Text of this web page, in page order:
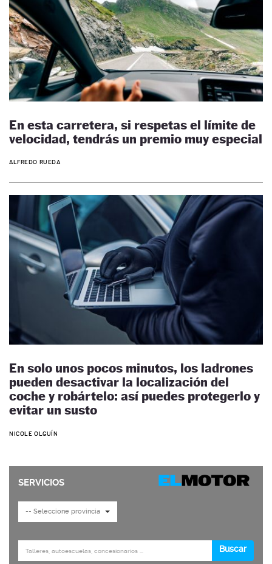
En esta carretera, si respetas el límite de
velocidad, tendrás un premio muy especial
ALFREDO RUEDA
En solo unos pocos minutos, los ladrones
pueden desactivar la localización del
coche y robártelo: así puedes protegerlo y
evitar un susto
NICOLE OLGUÍN